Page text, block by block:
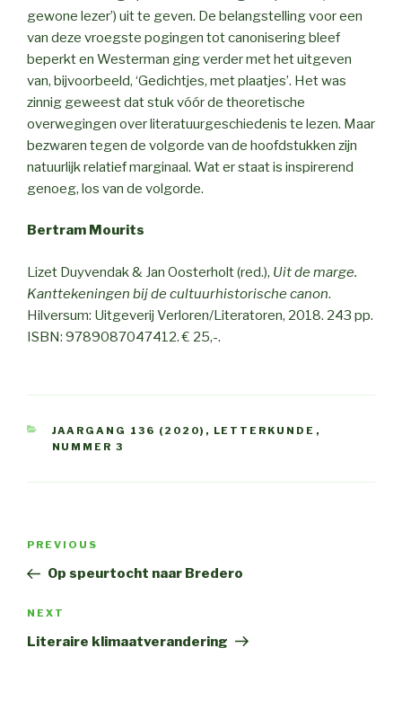
gewone lezer’) uit te geven. De belangstelling voor een
van deze vroegste pogingen tot canonisering bleef
beperkt en Westerman ging verder met het uitgeven
van, bijvoorbeeld, ‘Gedichtjes, met plaatjes’. Het was
zinnig geweest dat stuk vóór de theoretische
overwegingen over literatuurgeschiedenis te lezen. Maar
bezwaren tegen de volgorde van de hoofdstukken zijn
natuurlijk relatief marginaal. Wat er staat is inspirerend
genoeg, los van de volgorde.
Bertram Mourits
Lizet Duyvendak & Jan Oosterholt (red.), Uit de marge.
Kanttekeningen bij de cultuurhistorische canon.
Hilversum: Uitgeverij Verloren/Literatoren, 2018. 243 pp.
ISBN: 9789087047412. € 25,-.
CATEGORIES
JAARGANG 136 (2020) , LETTERKUNDE ,
NUMMER 3
Post
Previous
Post
PREVIOUS
Op speurtocht naar Bredero
Next
Post
NEXT
Literaire klimaatverandering